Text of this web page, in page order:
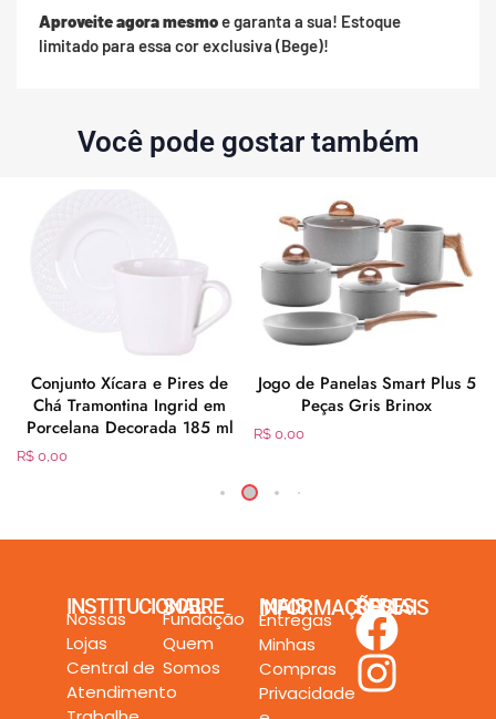
Aproveite agora mesmoe garanta a sua! Estoque
limitado para essa cor exclusiva (Bege)!
Você pode gostar também
Conjunto Xícara e Pires de
Chá Tramontina Ingrid em
Porcelana Decorada 185 ml
R$ 0,00
Jogo de Panelas Smart Plus 5
Peças Gris Brinox
R$ 0,00
INSTITUCIONAL
Nossas
Lojas
Central de
Atendimento
SOBRE
Fundação
Quem
Somos
MAIS INFORMAÇÕES
Entregas
Minhas
Compras
Privacidade
REDES SOCIAIS